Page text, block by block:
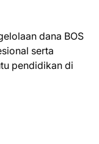
dana BOS
serta
pendidikan di